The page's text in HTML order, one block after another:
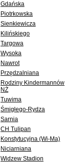
Gdańska
Piotrkowska
Sienkiewicza
Kilińskiego
Targowa
Wysoka
Nawrot
Przędzalniana
Rodziny Kindermannów
NŻ
Tuwima
Śmigłego-Rydza
Sarnia
CH Tulipan
Konstytucyjna (Wi-Ma)
Niciarniana
Widzew Stadion